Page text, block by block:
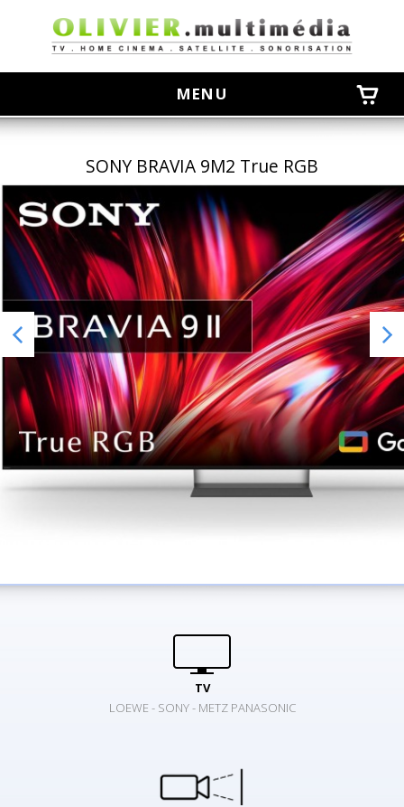
MENU
SONY BRAVIA 9M2 True RGB
Previous
TV
LOEWE - SONY - METZ PANASONIC